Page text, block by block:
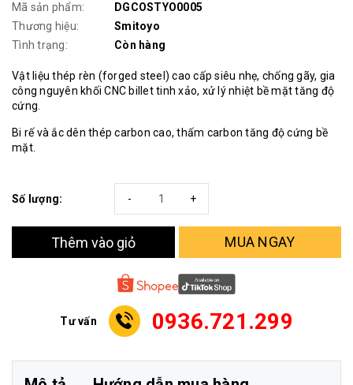
Mã sản phẩm:
DGCOSTYO0005
Thương hiệu:
Smitoyo
Tình trạng:
Còn hàng
Vật liệu thép rèn (forged steel) cao cấp siêu nhẹ, chống gãy, gia
công nguyên khối CNC billet tinh xảo, xử lý nhiệt bề mặt tăng độ
cứng.
Bi rế và ắc dên thép carbon cao, thấm carbon tăng độ cứng bề
mặt.
Số lượng: +
-
Thêm vào giỏ MUA NGAY
Tư vấn 0936.721.299